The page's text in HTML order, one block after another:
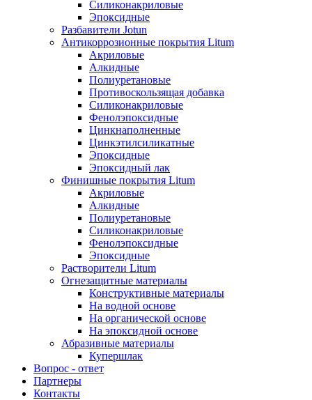
Силиконакриловые
Эпоксидные
Разбавители Jotun
Антикоррозионные покрытия Litum
Акриловые
Алкидные
Полиуретановые
Противоскользящая добавка
Силиконакриловые
Фенолэпоксидные
Цинкнаполненные
Цинкэтилсиликатные
Эпоксидные
Эпоксидный лак
Финишные покрытия Litum
Акриловые
Алкидные
Полиуретановые
Силиконакриловые
Фенолэпоксидные
Эпоксидные
Растворители Litum
Огнезащитные материалы
Конструктивные материалы
На водной основе
На органической основе
На эпоксидной основе
Абразивные материалы
Купершлак
Вопрос - ответ
Партнеры
Контакты